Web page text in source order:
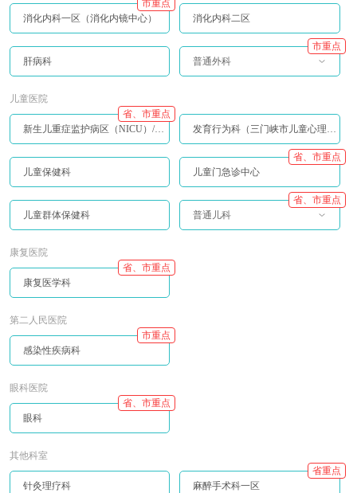
消化内科一区（消化内镜中心）
市重点
消化内科二区
肝病科 普通外科
市重点
儿童医院
新生儿重症监护病区（NICU）/儿童重症监护病区（PICU）
省、市重点
发育行为科（三门峡市儿童心理行为中心）
儿童保健科 儿童门急诊中心
省、市重点
儿童群体保健科 普通儿科
省、市重点
康复医院
康复医学科
省、市重点
第二人民医院
感染性疾病科
市重点
眼科医院
眼科
省、市重点
其他科室
针灸理疗科 麻醉手术科一区
省重点